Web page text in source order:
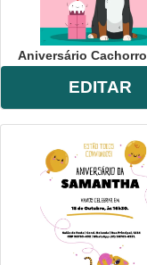
Aniversário
EDITAR